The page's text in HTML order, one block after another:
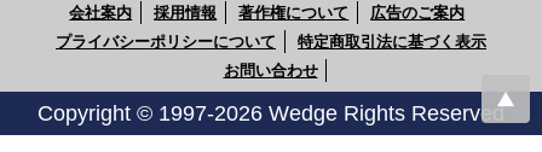
会社案内 採用情報 著作権について
広告のご案内
プライバシーポリシーについて
特定商取引法に基づく表示
お問い合わせ
Copyright © 1997-2026 Wedge Rights Reserved